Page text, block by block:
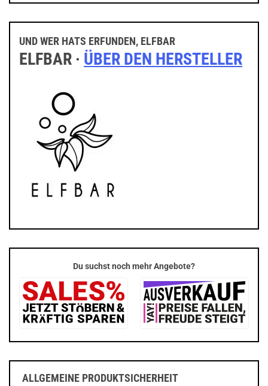
UND WER HATS ERFUNDEN, ELFBAR
ELFBAR · ÜBER DEN HERSTELLER
Du suchst noch mehr Angebote?
ALLGEMEINE PRODUKTSICHERHEIT